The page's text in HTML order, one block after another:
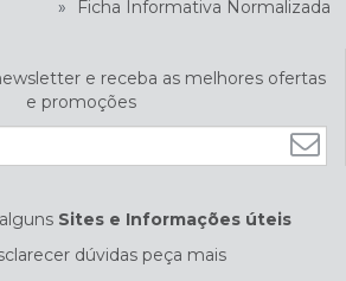
» Ficha Informativa Normalizada
e receba as melhores ofertas
e promoções
Sites e Informações úteis
dúvidas peça mais